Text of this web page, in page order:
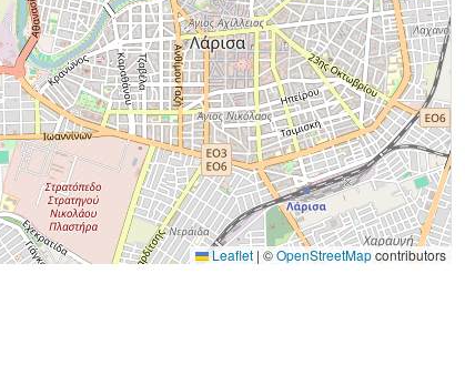
Leaflet | ©OpenStreetMapcontributors